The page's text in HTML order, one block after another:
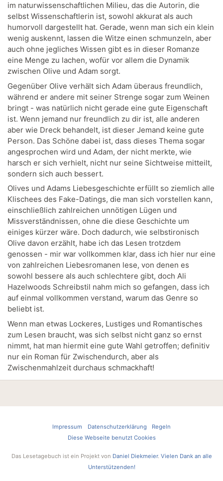
im naturwissenschaftlichen Milieu, das die Autorin, die
selbst Wissenschaftlerin ist, sowohl akkurat als auch
humorvoll dargestellt hat. Gerade, wenn man sich ein klein
wenig auskennt, lassen die Witze einen schmunzeln, aber
auch ohne jegliches Wissen gibt es in dieser Romanze
eine Menge zu lachen, wofür vor allem die Dynamik
zwischen Olive und Adam sorgt.
Gegenüber Olive verhält sich Adam überaus freundlich,
während er andere mit seiner Strenge sogar zum Weinen
bringt - was natürlich nicht gerade eine gute Eigenschaft
ist. Wenn jemand nur freundlich zu dir ist, alle anderen
aber wie Dreck behandelt, ist dieser Jemand keine gute
Person. Das Schöne dabei ist, dass dieses Thema sogar
angesprochen wird und Adam, der nicht merkte, wie
harsch er sich verhielt, nicht nur seine Sichtweise mitteilt,
sondern sich auch bessert.
Olives und Adams Liebesgeschichte erfüllt so ziemlich alle
Klischees des Fake-Datings, die man sich vorstellen kann,
einschließlich zahlreichen unnötigen Lügen und
Missverständnissen, ohne die diese Geschichte um
einiges kürzer wäre. Doch dadurch, wie selbstironisch
Olive davon erzählt, habe ich das Lesen trotzdem
genossen - mir war vollkommen klar, dass ich hier nur eine
von zahlreichen Liebesromanen lese, von denen es
sowohl bessere als auch schlechtere gibt, doch Ali
Hazelwoods Schreibstil nahm mich so gefangen, dass ich
auf einmal vollkommen verstand, warum das Genre so
beliebt ist.
Wenn man etwas Lockeres, Lustiges und Romantisches
zum Lesen braucht, was sich selbst nicht ganz so ernst
nimmt, hat man hiermit eine gute Wahl getroffen; definitiv
nur ein Roman für Zwischendurch, aber als
Zwischenmahlzeit durchaus schmackhaft!
Impressum Datenschutzerklärung
Regeln
Diese Webseite benutzt Cookies
Das Lesetagebuch ist ein Projekt von Daniel Diekmeier. Vielen Dank an alle
Unterstützenden!